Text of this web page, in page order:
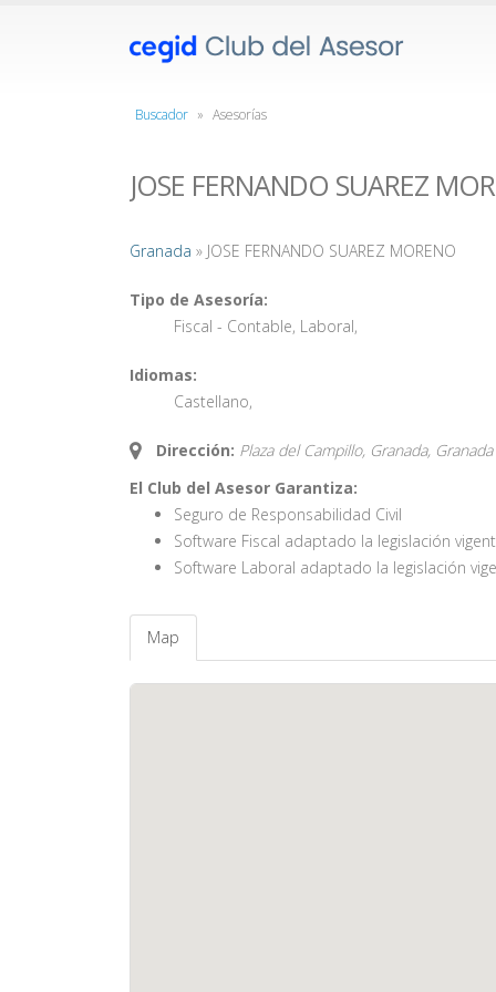
Buscador » Asesorías
JOSE FERNANDO SUAREZ
Granada » JOSE FERNANDO SUAREZ MORENO
Tipo de Asesoría:
Fiscal - Contable, Laboral,
Idiomas:
Castellano,
Dirección: Plaza del Campillo, Granada, Granada
El Club del Asesor Garantiza:
Seguro de Responsabilidad Civil
Software Fiscal adaptado la legislación
Software Laboral adaptado la legislación
Map